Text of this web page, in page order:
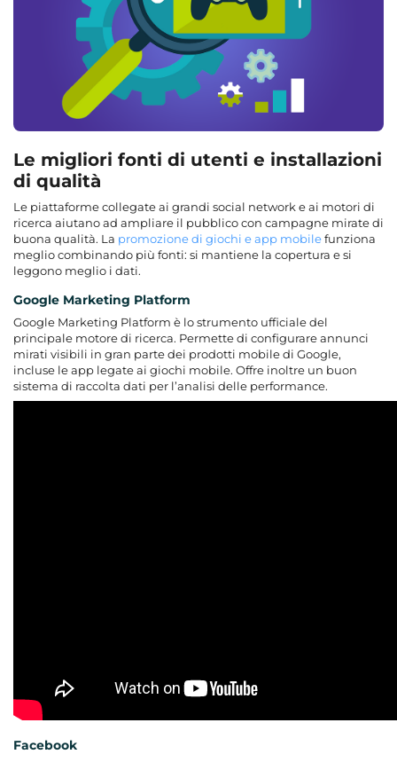
Le migliori fonti di utenti e installazioni
di qualità
Le piattaforme collegate ai grandi social network e ai motori di
ricerca aiutano ad ampliare il pubblico con campagne mirate di
buona qualità. La promozione di giochi e app mobilefunziona
meglio combinando più fonti: si mantiene la copertura e si
leggono meglio i dati.
Google Marketing Platform
Google Marketing Platform è lo strumento ufficiale del
principale motore di ricerca. Permette di configurare annunci
mirati visibili in gran parte dei prodotti mobile di Google,
incluse le app legate ai giochi mobile. Offre inoltre un buon
sistema di raccolta dati per l’analisi delle performance.
Facebook